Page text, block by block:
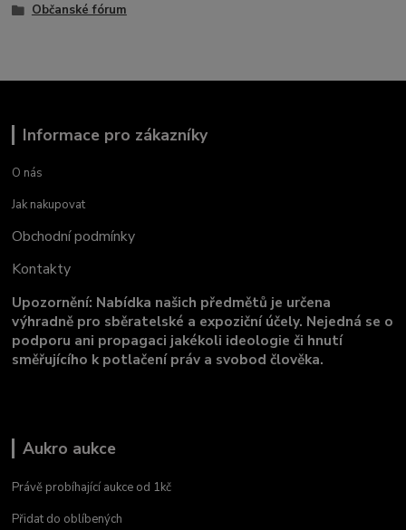
Občanské fórum
Informace pro zákazníky
O nás
Jak nakupovat
Obchodní podmínky
Kontakty
Upozornění: Nabídka našich předmětů je určena
výhradně pro sběratelské a expoziční účely. Nejedná se o
podporu ani propagaci jakékoli ideologie či hnutí
směřujícího k potlačení práv a svobod člověka.
Aukro aukce
Právě probíhající aukce od 1kč
Přidat do oblíbených